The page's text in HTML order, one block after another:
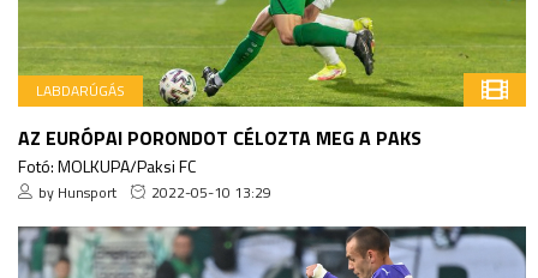
LABDARÚGÁS
AZ EURÓPAI PORONDOT CÉLOZTA MEG A PAKS
Fotó: MOLKUPA/Paksi FC
by Hunsport 2022-05-10 13:29